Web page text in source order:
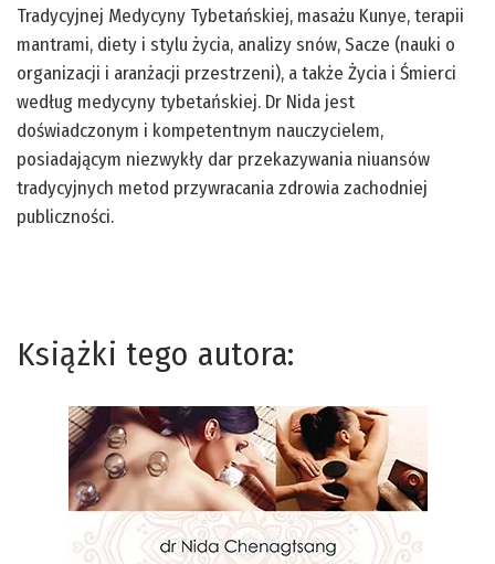
Tradycyjnej Medycyny Tybetańskiej, masażu Kunye, terapii
mantrami, diety i stylu życia, analizy snów, Sacze (nauki o
organizacji i aranżacji przestrzeni), a także Życia i Śmierci
według medycyny tybetańskiej. Dr Nida jest
doświadczonym i kompetentnym nauczycielem,
posiadającym niezwykły dar przekazywania niuansów
tradycyjnych metod przywracania zdrowia zachodniej
publiczności.
Książki tego autora: